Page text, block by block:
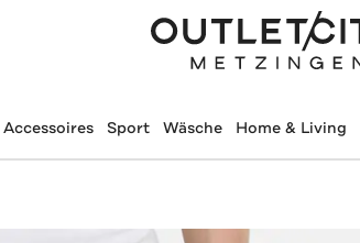
Accessoires Sport Wäsche Home & Living